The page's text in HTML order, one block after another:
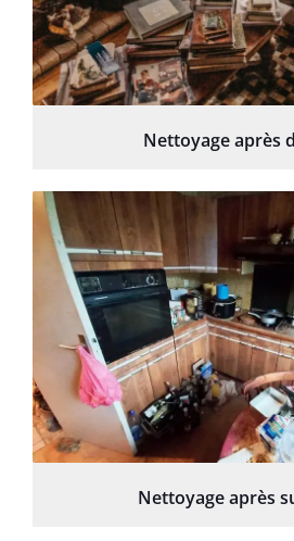
Nettoyage après
Nettoyage après